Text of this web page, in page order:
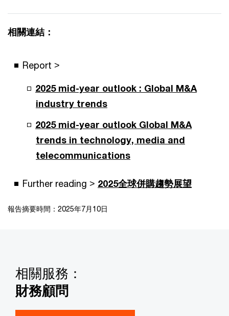
相關連結：
Report >
2025 mid-year outlook : Global M&A
industry trends
2025 mid-year outlook Global M&A
trends in technology, media and
telecommunications
Further reading > 2025全球併購趨勢展望
報告摘要時間：2025年7月10日
相關服務：
財務顧問